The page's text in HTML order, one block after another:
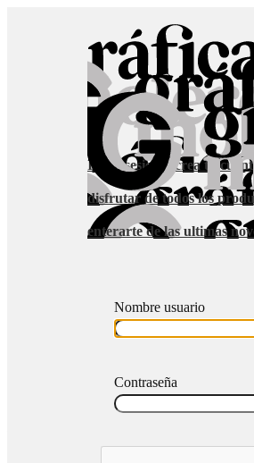
Inicia sesion o crea tu
disfrutar de todos los
enterarte de las ultimas
Nombre usuario
Contraseña